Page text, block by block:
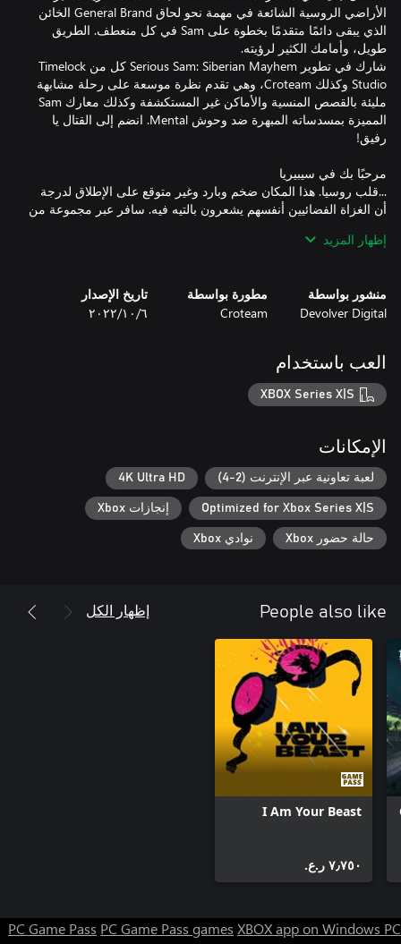
الأراضي الروسية الشائعة في مهمة نحو لحاق General Brand الخائن
الذي يبقى دائمًا متقدمًا بخطوة على Sam في كل منعطف. الطريق
شارك في تطوير Serious Sam: Siberian Mayhem كل من Timelock
Studio وكذلك Croteam، وهي تقدم نظرة موسعة على رحلة مشابهة
مليئة بالقصص المنسية والأماكن غير المستكشفة وكذلك معارك Sam
المميزة بمسدساته المبهرة ضد وحوش Mental. انضم إلى القتال يا
...قلب روسيا. هذا المكان ضخم وبارد وغير متوقع على الإطلاق لدرجة
أن الغزاة الفضائيين أنفسهم يشعرون بالتيه فيه. سافر عبر مجموعة من
الشمالي والغابات المقفرة إلى القرى المهجورة ومدينة أشباح تقشعر
لا ينجو في سيبيريا إلا أقوى الأرواح، وإن Mental يعرف ذلك جيدًا. تنضم
نفسك بترسانة قاتلة من الأسلحة الجديدة، من الكلاشنكوف الأسطوري
إلى رامي السهام "بيرون" التجريبي، والمزيد. هل ترغب في أن تسبب
الموت من أعلى أم أن تصير جسمًا واحدًا مع 50 طنًا من القوة النارية
من الدرجة الأولى؟ الأدوات والمركبات الجديدة مقفولة ومحملة
والشخصيات غير المتوقعة الذين سيساعدون Sam في رحلته نحو
Tunguska. أكمل المهام الجانبية من أجل الكشف عن سجلات جديدة
تخفيها هذه الأماكن البرية، وانتبه لما يحيط بك: يمكن للعالم نفسه أن
أراضي سيبيريا ضخمة ومقفرة ومليئة بالأسرار. يمكن أن تكون تلك
الأسرار مفيدة أو سخيفة أو غريبة أو مألوفة... سمها أنت كما تشاء. هل
يمكنك العثور عليها كلها؟
إظهار المزيد
منشور بواسطة
Devolver Digital
مطورة بواسطة
Croteam
تاريخ الإصدار
٦‏/١٠‏/٢٠٢٢
العب باستخدام
XBOX Series X|S
الإمكانات
لعبة تعاونية عبر الإنترنت (2-4) 4K Ultra HD
Optimized for Xbox Series X|S إنجازات Xbox
حالة حضور Xbox نوادي Xbox
People also like إظهار الكل
I Am Your Beast
٧٫٧٥٠ ر.ع.‏
PC Game Pass PC Game Pass games XBOX app on Windows PC